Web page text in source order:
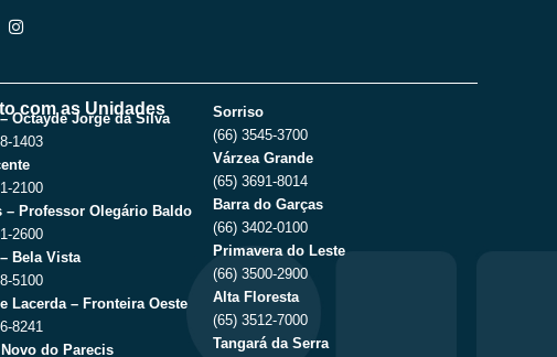
I
n
a
g
r
a
m
com as Unidades
Octayde Jorge da Silva
1403
2100
– Professor Olegário Baldo
2600
Bela Vista
5100
Lacerda – Fronteira Oeste
8241
do Parecis
Sorriso
(66) 3545-3700
Várzea Grande
(65) 3691-8014
Barra do Garças
(66) 3402-0100
Primavera do Leste
(66) 3500-2900
Alta Floresta
(65) 3512-7000
Tangará da Serra